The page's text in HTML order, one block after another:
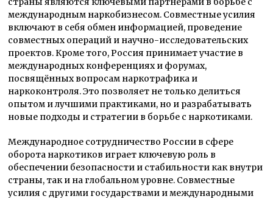
международным наркобизнесом. Совместные усилия
включают в себя обмен информацией, проведение
совместных операций и научно-исследовательских
проектов. Кроме того, Россия принимает участие в
международных конференциях и форумах,
посвящённых вопросам наркотрафика и
наркоконтроля. Это позволяет не только делиться
опытом и лучшими практиками, но и разрабатывать
новые подходы и стратегии в борьбе с наркотиками.
Международное сотрудничество России в сфере
оборота наркотиков играет ключевую роль в
обеспечении безопасности и стабильности как внутри
страны, так и на глобальном уровне. Совместные
усилия с другими государствами и международными